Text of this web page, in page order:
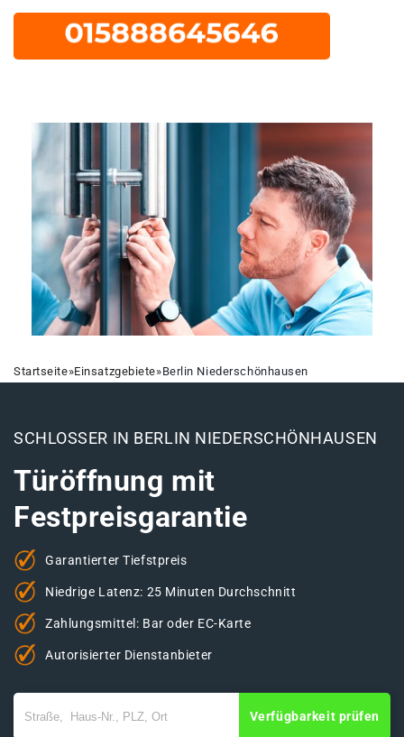
Startseite»Einsatzgebiete»Berlin Niederschönhausen
SCHLOSSER IN BERLIN NIEDERSCHÖNHAUSEN
Türöffnung mit
Festpreisgarantie
Garantierter Tiefstpreis
Niedrige Latenz: 25 Minuten Durchschnitt
Zahlungsmittel: Bar oder EC-Karte
Autorisierter Dienstanbieter
Verfügbarkeit prüfen